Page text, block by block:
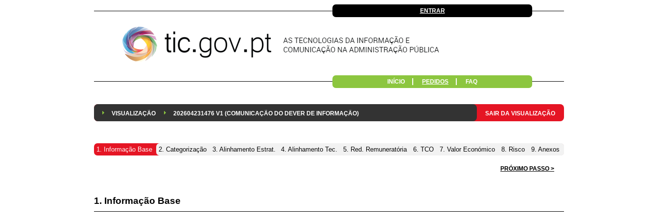
ENTRAR
INÍCIO PEDIDOS FAQ
VISUALIZAÇÃO 202604231476 V1 (COMUNICAÇÃO DO DEVER DE INFORMAÇÃO) SAIR DA VISUALIZAÇÃO
PRÓXIMO PASSO >
1. Informação Base 2. Categorização 3. Alinhamento Estrat. 4. Alinhamento Tec. 5. Red. Remuneratória 6. TCO 7. Valor Económico 8. Risco 9. Anexos
1. Informação Base